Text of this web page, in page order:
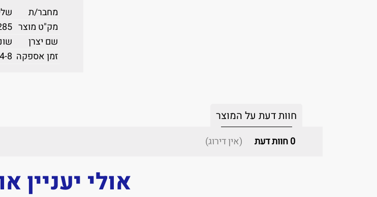
מחבר/ת
מק"ט מוצר
שם יצרן
זמן אספקה 4-8 ימי עסקים
חוות דעת על המוצר
0חוות דעת (אין דירוג)
אולי יעניין